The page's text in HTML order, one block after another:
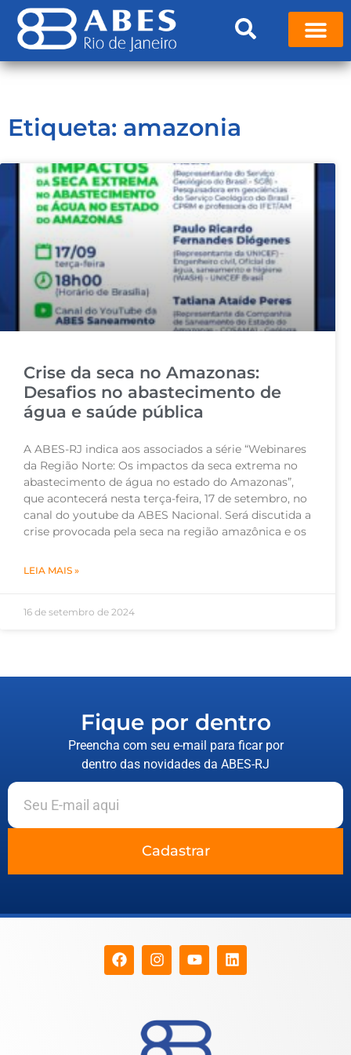
Etiqueta: amazonia
Crise da seca no Amazonas:
Desafios no abastecimento de
água e saúde pública
A ABES-RJ indica aos associados a série “Webinares
da Região Norte: Os impactos da seca extrema no
abastecimento de água no estado do Amazonas”,
que acontecerá nesta terça-feira, 17 de setembro, no
canal do youtube da ABES Nacional. Será discutida a
crise provocada pela seca na região amazônica e os
LEIA MAIS »
16 de setembro de 2024
Fique por dentro
Preencha com seu e-mail para ficar por
dentro das novidades da ABES-RJ
Cadastrar